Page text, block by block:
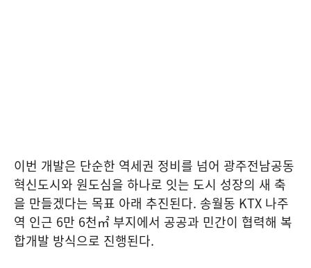
이번 개발은 단순한 역세권 정비를 넘어 광주전남공동
혁신도시와 원도심을 하나로 잇는 도시 성장의 새 축
을 만들겠다는 목표 아래 추진된다. 송월동 KTX 나주
역 인근 6만 6천㎡ 부지에서 공공과 민간이 협력해 복
합개발 방식으로 진행된다.